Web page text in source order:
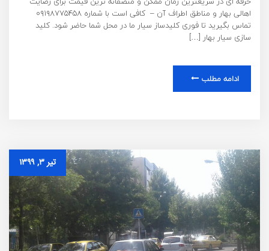
اهالی بهار و مناطق اطراف آن – کافی است با شماره ۰۹۱۹۸۷۷۵۴۵۸
تماس بگیرید تا فوری کلیدساز سیار ما در محل شما حاضر شود. کلید
سازی سیار بهار […]
ادامه مطلب
تیر ۳, ۱۳۹۹